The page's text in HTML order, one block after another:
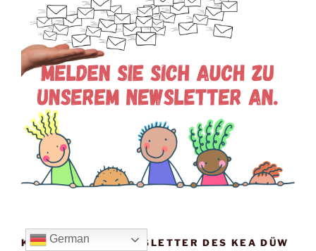
KOSTENLOSER NEWSLETTER DES KEA DÜW
German